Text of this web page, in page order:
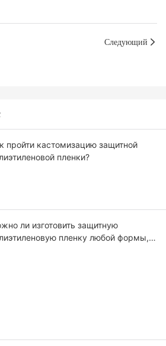
Следующий
пройти кастомизацию защитной
пленки?
ли изготовить защитную
пленку любой формы,